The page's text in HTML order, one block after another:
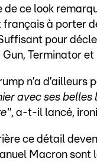
de ce look
français à porter
pour
Gun, Terminator
n’a d’ailleurs
avec ses belles
, a-t-il lancé,
ce détail
Macron sont